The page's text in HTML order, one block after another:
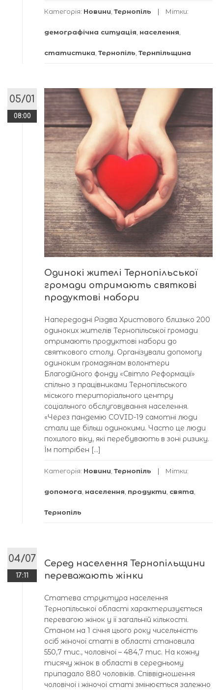
Категорія: Новини Тернопіль Мітки:
демографічна ситуація населення
статистика Тернопіль Тернпільщина
05/01
08:00
Одинокі жителі Тернопільської
громади отримають святкові
продуктові набори
Напередодні Різдва Христового близько 200
одиноких жителів Тернопільської громади
отримають продуктові набори до
святкового столу. Організували допомогу
одиноким громадянам волонтери
Благодійного фонду «Світло Реформації»
спільно з працівниками Тернопільського
міського територіального центру
соціального обслуговування населення.
«Через пандемію COVID-19 самотні люди
стали ще більш одинокими. Часто це люди
похилого віку, які перебувають в зоні ризику.
Їм потрібен […]
Категорія: Новини, Тернопіль Мітки:
допомога, населення, продукти, свята,
Тернопіль
04/07
17:11
Серед населення Тернопільщини
переважають жінки
Статева структура населення
Тернопільської області характеризується
перевагою жінок у її загальній кількості.
Станом на 1 січня цього року чисельність
осіб жіночої статі в області становила
550,7 тис., чоловічої – 484,7 тис. На кожну
тисячу жінок в області в середньому
припадало 880 чоловіків. Співвідношення
чоловічої і жіночої статі змінюється залежно